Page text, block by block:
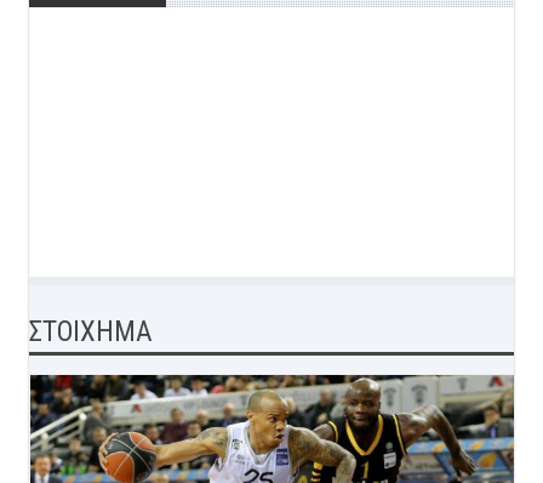
ΣΤΟΙΧΗΜΑ